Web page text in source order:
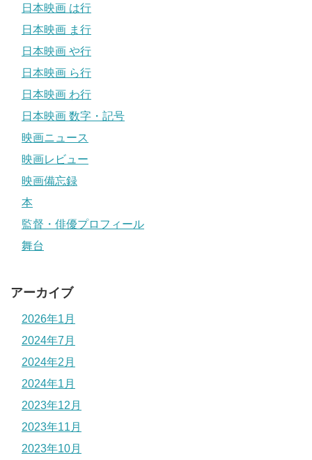
日本映画 は行
日本映画 ま行
日本映画 や行
日本映画 ら行
日本映画 わ行
日本映画 数字・記号
映画ニュース
映画レビュー
映画備忘録
本
監督・俳優プロフィール
舞台
アーカイブ
2026年1月
2024年7月
2024年2月
2024年1月
2023年12月
2023年11月
2023年10月